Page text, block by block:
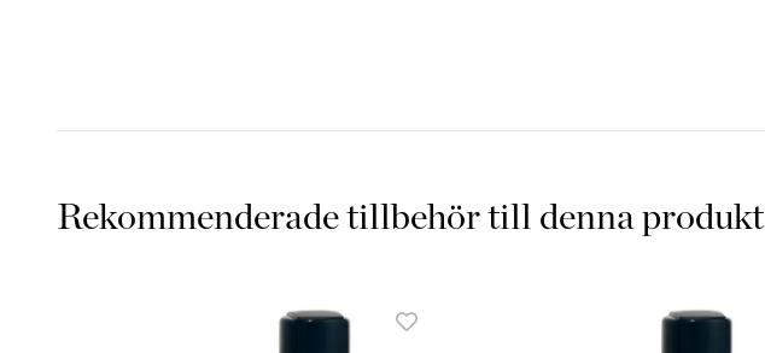
Rekommenderade tillbehör till denna produkt